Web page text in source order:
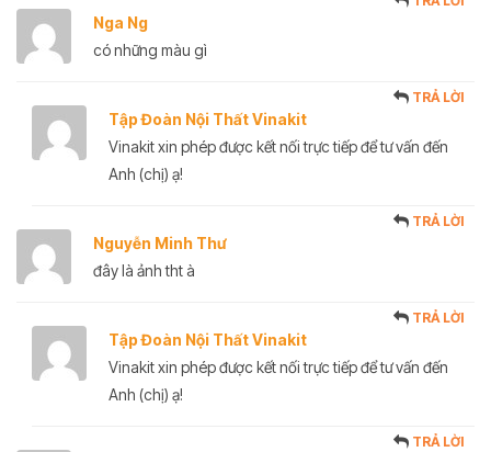
Nga Ng
có những màu gì
Tập Đoàn Nội Thất Vinakit
TRẢ LỜI
Vinakit xin phép được kết nối trực tiếp để tư vấn đến
Anh (chị) ạ!
Nguyễn Minh Thư
TRẢ LỜI
đây là ảnh tht à
Tập Đoàn Nội Thất Vinakit
TRẢ LỜI
Vinakit xin phép được kết nối trực tiếp để tư vấn đến
Anh (chị) ạ!
TRẢ LỜI